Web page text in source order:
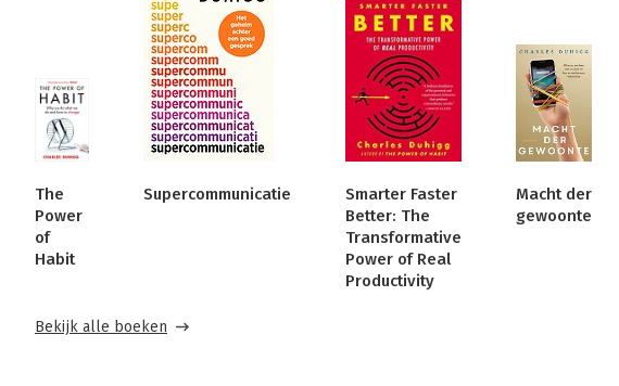
The
Power
of
Habit
Supercommunicatie
Smarter Faster
Better: The
Transformative
Power of Real
Productivity
Macht der
gewoonte
Bekijk alle boeken